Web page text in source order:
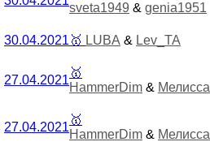
sveta1949 & genia1951
30.04.2021 🥇 LUBA & Lev_TA
27.04.2021
🥇
HammerDim & Мелисса
27.04.2021
🥇
HammerDim & Мелисса